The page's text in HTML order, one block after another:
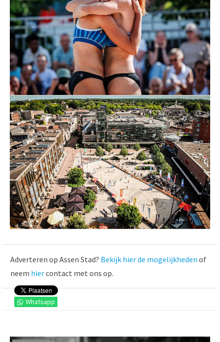
Whatsapp
Adverteren op Assen Stad? Bekijk hier de mogelijkheden of
neem hiercontact met ons op.